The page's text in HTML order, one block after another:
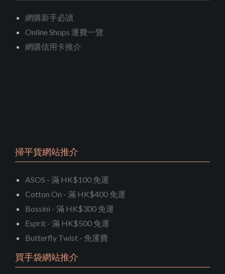
網購新手必讀
Online Shops 運費一覽
網購信用卡推介
掃平貨網站推介
ASOS - 滿 HK$100 免運
Cotton On - 滿 HK$400 免運
Bossini - 滿 HK$300 免運
Esprit - 滿 HK$500 免運
Butterfly Twist - 免運費
買手袋網站推介